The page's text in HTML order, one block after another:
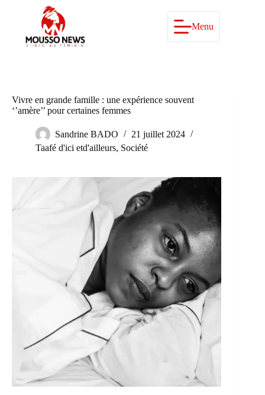
Menu
Vivre en grande famille : une expérience souvent
‘’amère’’ pour certaines femmes
Sandrine BADO
21 juillet 2024
Taafé d'ici etd'ailleurs, Société